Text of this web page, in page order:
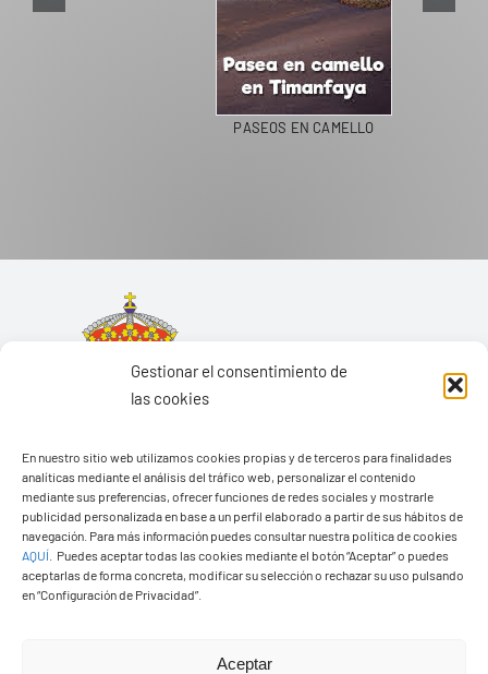
Gestionar el consentimiento de
las cookies
En nuestro sitio web utilizamos cookies propias y de terceros para finalidades
analíticas mediante el análisis del tráfico web, personalizar el contenido
mediante sus preferencias, ofrecer funciones de redes sociales y mostrarle
publicidad personalizada en base a un perfil elaborado a partir de sus hábitos de
navegación. Para más información puedes consultar nuestra política de cookies
AQUÍ
Puedes aceptar todas las cookies mediante el botón “Aceptar” o puedes
aceptarlas de forma concreta, modificar su selección o rechazar su uso pulsando
en “Configuración de Privacidad”.
Aceptar
PASEOS EN CAMELLO
Ayuntamiento de Yaiza